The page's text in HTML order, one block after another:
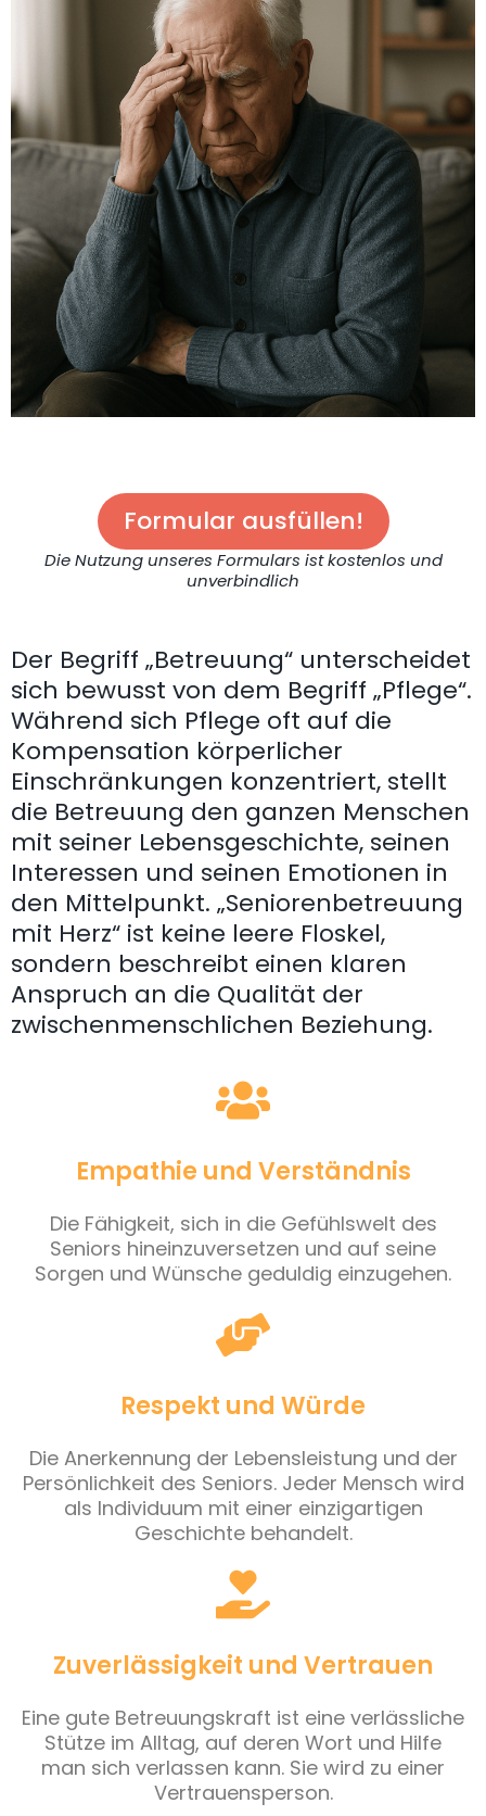
Formular ausfüllen!
Die Nutzung unseres Formulars ist kostenlos und
unverbindlich
Der Begriff „Betreuung“ unterscheidet
sich bewusst von dem Begriff „Pflege“.
Während sich Pflege oft auf die
Kompensation körperlicher
Einschränkungen konzentriert, stellt
die Betreuung den ganzen Menschen
mit seiner Lebensgeschichte, seinen
Interessen und seinen Emotionen in
den Mittelpunkt. „Seniorenbetreuung
mit Herz“ ist keine leere Floskel,
sondern beschreibt einen klaren
Anspruch an die Qualität der
zwischenmenschlichen Beziehung.
Empathie und Verständnis
Die Fähigkeit, sich in die Gefühlswelt des
Seniors hineinzuversetzen und auf seine
Sorgen und Wünsche geduldig einzugehen.
Respekt und Würde
Die Anerkennung der Lebensleistung und der
Persönlichkeit des Seniors. Jeder Mensch wird
als Individuum mit einer einzigartigen
Geschichte behandelt.
Zuverlässigkeit und Vertrauen
Eine gute Betreuungskraft ist eine verlässliche
Stütze im Alltag, auf deren Wort und Hilfe
man sich verlassen kann. Sie wird zu einer
Vertrauensperson.